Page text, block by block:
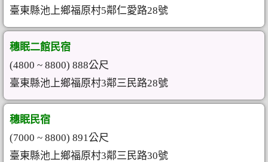
臺東縣池上鄉福原村5鄰仁愛路28號
穗眠二館民宿
(4800 ~ 8800) 888公尺
臺東縣池上鄉福原村3鄰三民路28號
穗眠民宿
(7000 ~ 8800) 891公尺
臺東縣池上鄉福原村3鄰三民路30號